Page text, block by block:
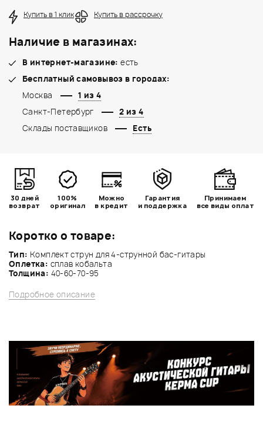
Коротко о товаре:
Тип: Комплект струн для 4-струнной бас-гитары
Оплетка: сплав кобальта
Толщина: 40-60-70-95
Подробное описание
Купить в 1 клик Купить в рассрочку
Наличие в магазинах:
В интернет-магазине: есть
Бесплатный самовывоз в городах:
Москва
1 из 4
Санкт-Петербург
2 из 4
Склады поставщиков
Есть
30 дней
возврат
100%
оригинал
Можно
в кредит
Гарантия
и поддержка
Принимаем
все виды оплат